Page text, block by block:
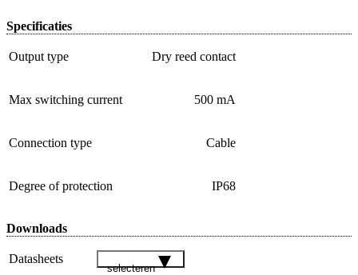
Specificaties
Output type Dry reed contact
Max switching current 500 mA
Connection type Cable
Degree of protection IP68
Downloads
Datasheets
selecteren